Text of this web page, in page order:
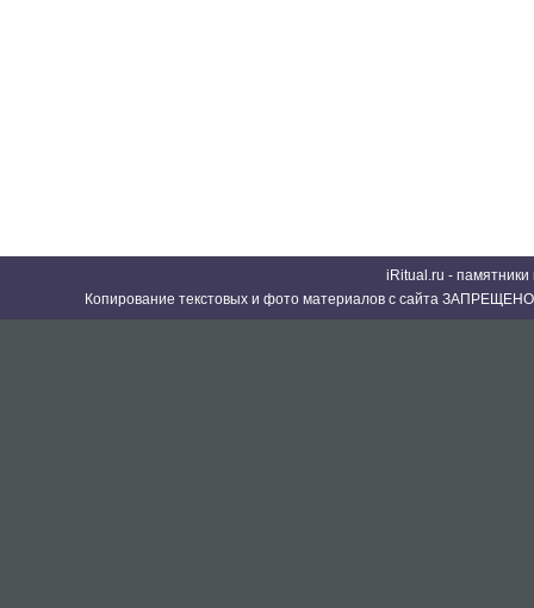
iRitual.ru -
Копирование текстовых и фото материалов с сайта